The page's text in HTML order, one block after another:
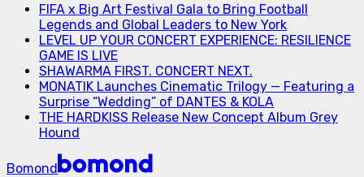
FIFA x Big Art Festival Gala to Bring Football
Legends and Global Leaders to New York
LEVEL UP YOUR CONCERT EXPERIENCE: RESILIENCE
GAME IS LIVE
SHAWARMA FIRST. CONCERT NEXT.
MONATIK Launches Cinematic Trilogy — Featuring a
Surprise “Wedding” of DANTES & KOLA
THE HARDKISS Release New Concept Album Grey
Hound
Bomond